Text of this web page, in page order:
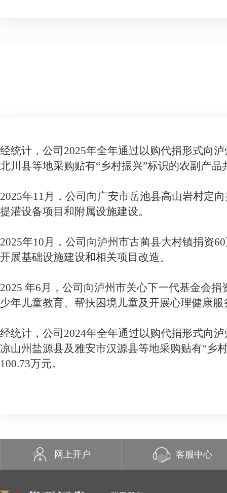
经统计，公司 2025年全年通过以购代捐形式向
北川县等地采购贴有“乡村振兴”标识的农副产品
2025年11月，公司向广安市岳池县高山岩村定向
提灌设备项目和附属设施建设。
2025年10月，公司向泸州市古蔺县大村镇捐资
开展基础设施建设和相关项目改造。
2025 年6月，公司向泸州市关心下一代基金会捐
少年儿童教育、帮扶困境儿童及开展心理健康服
经统计，公司 2024年全年通过以购代捐形式向
凉山州盐源县及雅安市汉源县等地采购贴有“乡
100.73万元。
2024年5月，公司向泸州市关心下一代基金会捐
少年儿童教育、帮扶困境儿童及开展心理健康服
网上开户 客服中心